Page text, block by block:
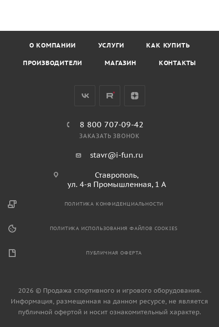
О КОМПАНИИ УСЛУГИ КАК КУПИТЬ
ПРОИЗВОДИТЕЛИ МАГАЗИН КОНТАКТЫ
8 800 707-09-42
ЗАКАЗАТЬ ЗВОНОК
stavr@i-fun.ru
Ставрополь,
ул. 4-я Промышленная, 1 А
ПОЛИТИКА КОНФИДЕНЦИАЛЬНОСТИ
ПОЛИТИКА ИСПОЛЬЗОВАНИЯ ФАЙЛОВ COOKIES
ПУБЛИЧНАЯ ОФЕРТА
2026 © Продажа спортивного и игрового оборудования.
Информация, размещенная на данном ресурсе, не является
публичной офертой и носит ознакомительный характер.